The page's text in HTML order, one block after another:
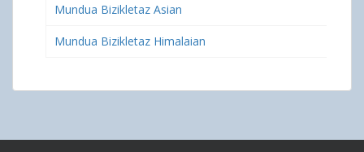
Mundua Bizikletaz Asian
Mundua Bizikletaz Himalaian